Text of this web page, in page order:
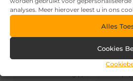
analyses. Meer hierover leest u in ons
Alles
Cookies
Rijlessen in Haarlem? Zo vergroot je
slagen